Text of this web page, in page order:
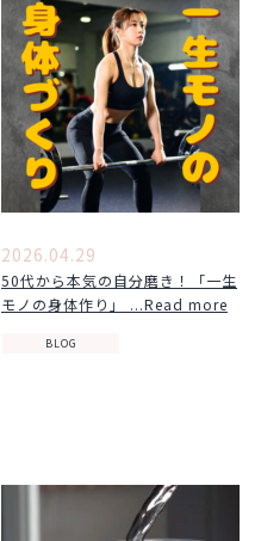
2026.04.29
50代から本気の自分磨き！「一生
モノの身体作り」 ...Read more
BLOG